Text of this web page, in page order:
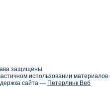
защищены
использовании
сайта — Петерлинк Веб